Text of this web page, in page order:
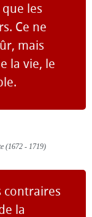
les
Ce ne
mais
la vie, le
(1672 - 1719)
contraires
la